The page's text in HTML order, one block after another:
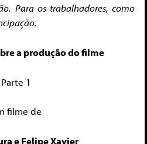
Para os trabalhadores, como
a produção do filme
Parte 1
filme de
e Felipe Xavier